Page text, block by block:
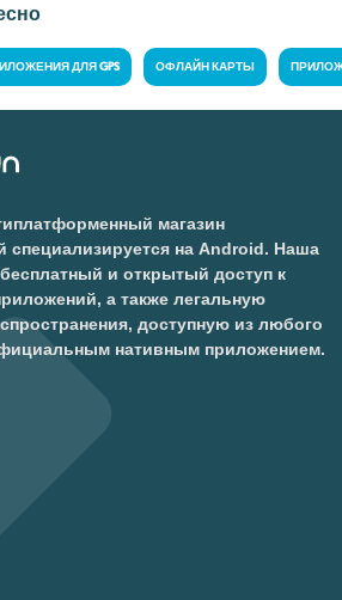
ДЛЯ GPS ОФЛАЙН КАРТЫ
магазин
специализируется на Android. Наша
и открытый доступ к
а также легальную
доступную из любого
нативным приложением.